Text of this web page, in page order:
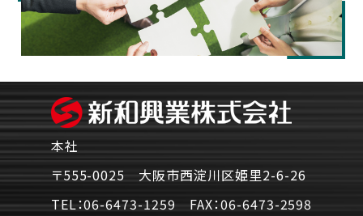
本社
〒555-0025 大阪市西淀川区姫里2-6-26
TEL：06-6473-1259 FAX：06-6473-2598